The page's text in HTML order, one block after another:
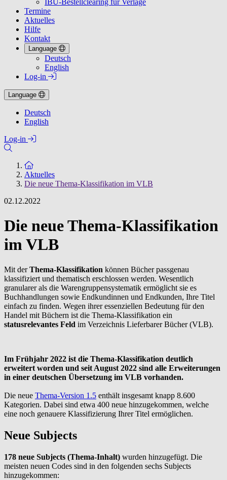
IBU-Bestellclearing für Verlage
Termine
Aktuelles
Hilfe
Kontakt
Language
Deutsch
English
Log-in
Language
Deutsch
English
Log-in
Zur Startseite
Aktuelles
Die neue Thema-Klassifikation im VLB
02.12.2022
Die neue Thema-Klassifikation
im VLB
Mit derThema-Klassifikation können Bücher passgenau
klassifiziert und thematisch erschlossen werden. Wesentlich
granularer als die Warengruppensystematik ermöglicht sie es
Buchhandlungen sowie Endkundinnen und Endkunden, Ihre Titel
einfach zu finden. Wegen ihrer essenziellen Bedeutung für den
Handel mit Büchern ist die Thema-Klassifikation ein
statusrelevantes Feld im Verzeichnis Lieferbarer Bücher (VLB).
Im Frühjahr 2022 ist die Thema-Klassifikation deutlich
erweitert worden und seit August 2022 sind alle Erweiterungen
in einer deutschen Übersetzung im VLB vorhanden.
Die neue Thema-Version 1.5 enthält insgesamt knapp 8.600
Kategorien. Dabei sind etwa 400 neue hinzugekommen, welche
eine noch genauere Klassifizierung Ihrer Titel ermöglichen.
Neue Subjects
178 neue Subjects (Thema-Inhalt) wurden hinzugefügt. Die
meisten neuen Codes sind in den folgenden sechs Subjects
hinzugekommen: